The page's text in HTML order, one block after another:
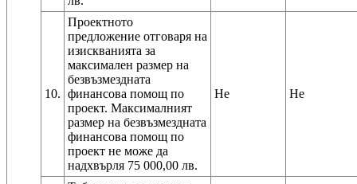
10.
Проектното
предложение отговаря на
изискванията за
максимален размер на
безвъзмездната
финансова помощ по
проект. Максималният
размер на безвъзмездната
финансова помощ по
проект не може да
надхвърля 75 000,00 лв.
Не Не